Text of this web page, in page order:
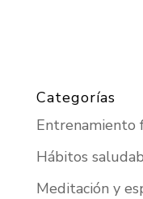
Categorías
Entrenamiento
Hábitos
Meditación y